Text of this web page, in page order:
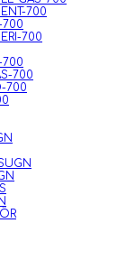
700
700
700
700
700
700